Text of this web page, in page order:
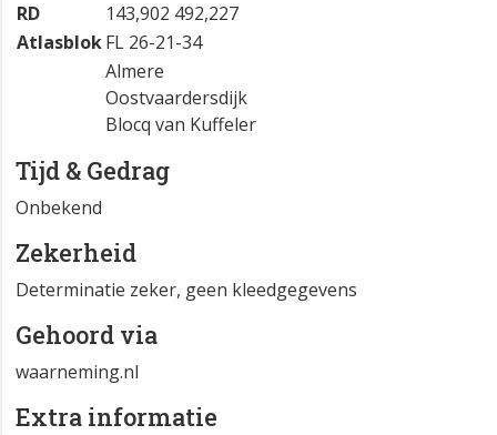
RD
143,902 492,227
AtlasblokFL 26-21-34
Almere
Oostvaardersdijk
Blocq van Kuffeler
Tijd & Gedrag
Onbekend
Zekerheid
Determinatie zeker, geen kleedgegevens
Gehoord via
waarneming.nl
Extra informatie